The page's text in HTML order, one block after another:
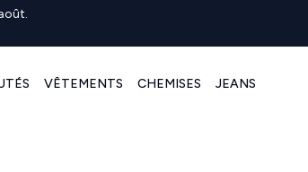
VÊTEMENTS CHEMISES JEANS